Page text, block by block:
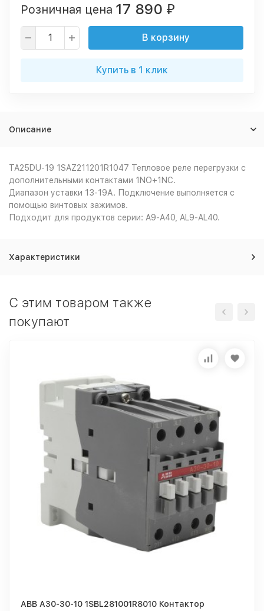
Розничная цена 17 890 ₽
В корзину
Купить в 1 клик
Описание
TA25DU-19 1SAZ211201R1047 Тепловое реле перегрузки с
дополнительными контактами 1NO+1NC.
Диапазон уставки 13-19А. Подключение выполняется с
помощью винтовых зажимов.
Подходит для продуктов серии: A9-A40, AL9-AL40.
Характеристики
C этим товаром также
покупают
ABB A30-30-10 1SBL281001R8010 Контактор